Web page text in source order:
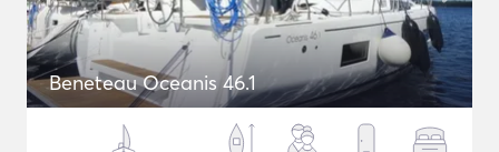
Beneteau Oceanis 46.1